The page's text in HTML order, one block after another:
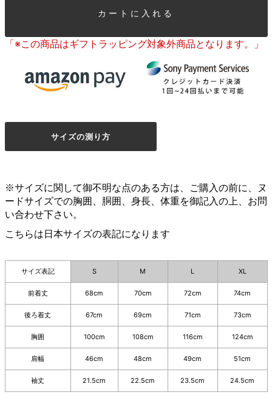
カートに入れる
「※この商品はギフトラッピング対象外商品となります。」
サイズの測り方
※サイズに関して御不明な点のある方は、ご購入の前に、ヌ
ードサイズでの胸囲、胴囲、身長、体重を御記入の上、お問
い合わせ下さい。
こちらは日本サイズの表記になります
サイズ表記 S M L XL
前着丈 68cm 70cm 72cm 74cm
後ろ着丈 67cm 69cm 71cm 73cm
胸囲 100cm 108cm 116cm 124cm
肩幅 46cm 48cm 49cm 51cm
袖丈 21.5cm 22.5cm 23.5cm 24.5cm